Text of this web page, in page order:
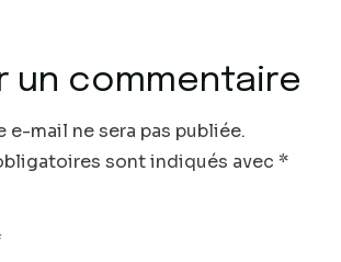
un commentaire
e-mail ne sera pas publiée.
sont indiqués avec*